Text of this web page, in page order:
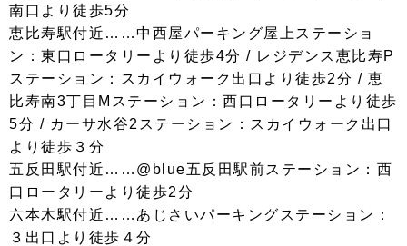
南口より徒歩5分
恵比寿駅付近……中西屋パーキング屋上ステーショ
ン：東口ロータリーより徒歩4分 / レジデンス恵比寿P
ステーション：スカイウォーク出口より徒歩2分 / 恵
比寿南3丁目Mステーション：西口ロータリーより徒歩
5分 / カーサ水谷2ステーション：スカイウォーク出口
より徒歩３分
五反田駅付近……@blue五反田駅前ステーション：西
口ロータリーより徒歩2分
六本木駅付近……あじさいパーキングステーション：
３出口より徒歩４分